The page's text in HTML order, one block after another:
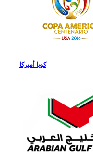
كوبا أميركا